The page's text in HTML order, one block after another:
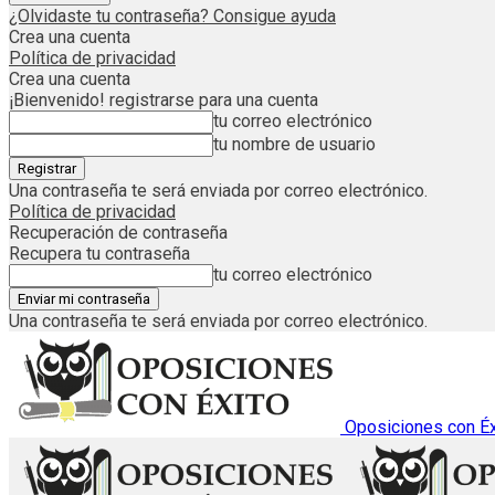
¿Olvidaste tu contraseña? Consigue ayuda
Crea una cuenta
Política de privacidad
Crea una cuenta
¡Bienvenido! registrarse para una cuenta
tu correo electrónico
tu nombre de usuario
Una contraseña te será enviada por correo electrónico.
Política de privacidad
Recuperación de contraseña
Recupera tu contraseña
tu correo electrónico
Una contraseña te será enviada por correo electrónico.
Oposiciones con